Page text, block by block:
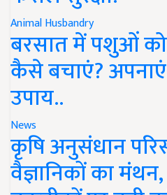
Animal Husbandry
बरसात में पशुओं को
कैसे बचाएं?
उपाय..
News
कृषि अनुसंधान
वैज्ञानिकों का